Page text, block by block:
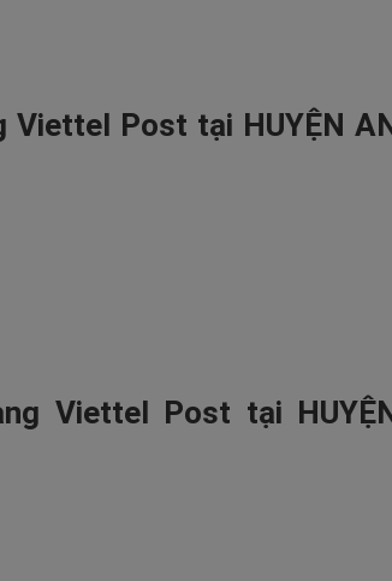
Viettel Post tại HUYỆN
Viettel Post tại